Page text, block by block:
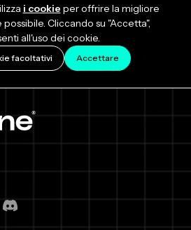
i cookie per offrire la migliore
Cliccando su "Accetta",
all'uso dei cookie.
facoltativi Accettare